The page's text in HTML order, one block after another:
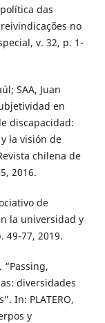
das
no
v. 32, p. 1-
SAA, Juan
en
discapacidad:
la visión de
chilena de
2016.
de
la universidad y
49-77, 2019.
“Passing,
diversidades
In: PLATERO,
y